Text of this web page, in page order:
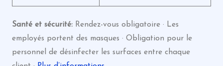
Santé et sécurité: Rendez-vous obligatoire · Les
employés portent des masques · Obligation pour le
personnel de désinfecter les surfaces entre chaque